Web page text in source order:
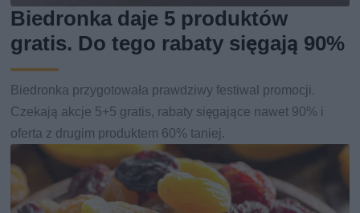
Biedronka daje 5 produktów
gratis. Do tego rabaty sięgają 90%
Biedronka przygotowała prawdziwy festiwal promocji.
Czekają akcje 5+5 gratis, rabaty sięgające nawet 90% i
oferta z drugim produktem 60% taniej.